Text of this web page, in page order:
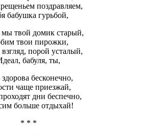
поздравляем,
бабушка гурьбой,
твой домик старый,
твои пирожки,
порой усталый,
бабуля, ты,
здорова бесконечно,
чаще приезжай,
дни беспечно,
больше отдыхай!
* * *